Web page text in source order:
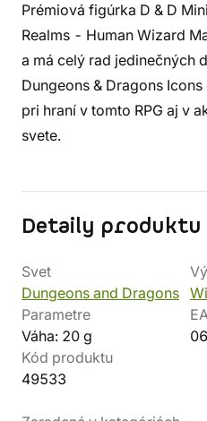
Prémiová figúrka D & D
Realms - Human Wizard
a má celý rad jedinečných
Dungeons & Dragons
pri hraní v tomto RPG aj v
svete.
Detaily produktu
Svet
Dungeons and Dragons
Parametre
Váha: 20 g
Kód produktu
49533